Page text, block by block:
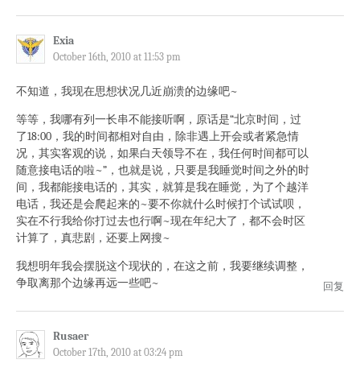
Exia
October 16th, 2010 at 11:53 pm
不知道，我现在思想状况几近崩溃的边缘吧~
等等，我哪有列一长串不能接听啊，原话是“北京时间，过
了18:00，我的时间都相对自由，除非遇上开会或者紧急情
况，其实客观的说，如果白天领导不在，我任何时间都可以
随意接电话的啦~”，也就是说，只要是我睡觉时间之外的时
间，我都能接电话的，其实，就算是我在睡觉，为了个越洋
电话，我还是会爬起来的~要不你就什么时候打个试试呗，
实在不行我给你打过去也行啊~现在年纪大了，都不会时区
计算了，真悲剧，还要上网搜~
我想明年我会摆脱这个现状的，在这之前，我要继续调整，
争取离那个边缘再远一些吧~
回复
Rusaer
October 17th, 2010 at 03:24 pm